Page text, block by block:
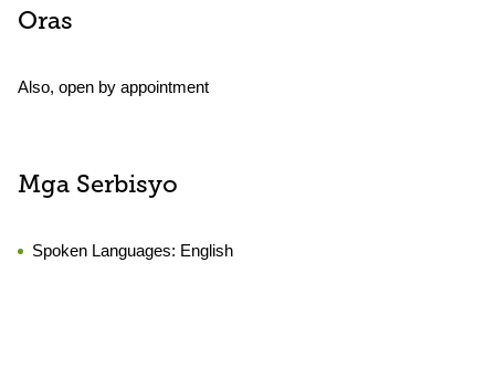
Oras
Also, open by appointment
Mga Serbisyo
Spoken Languages: English